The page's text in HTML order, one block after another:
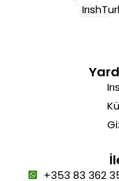
+353 83 362